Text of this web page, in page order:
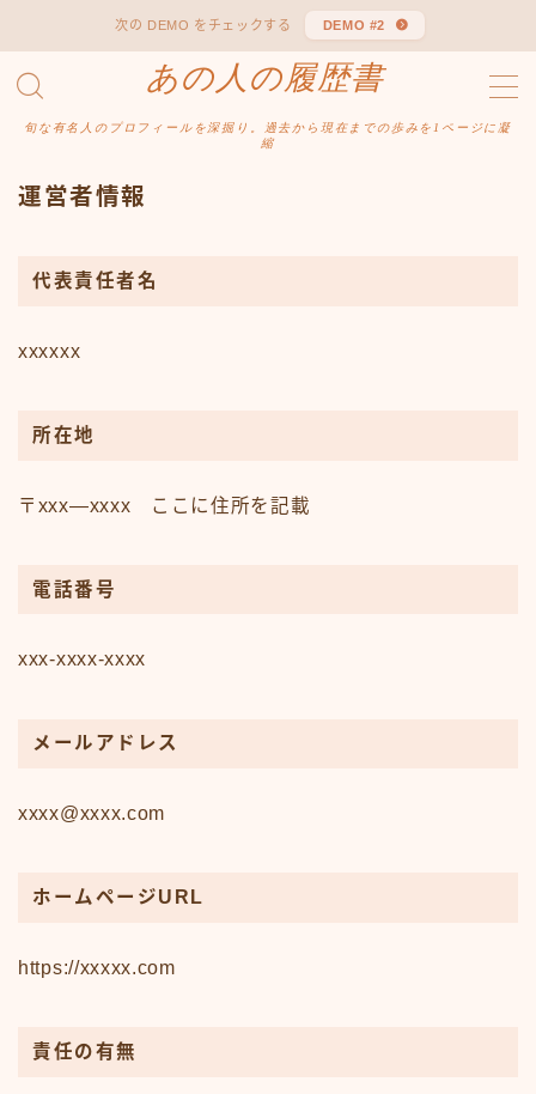
次の DEMO をチェックする DEMO #2
あの人の履歴書
旬な有名人のプロフィールを深掘り。過去から現在までの歩みを1ページに凝
縮
MENU
有料記事の決済完了ページ
運営者情報
代表責任者名
xxxxxx
所在地
〒xxx―xxxx ここに住所を記載
電話番号
xxx-xxxx-xxxx
メールアドレス
xxxx@xxxx.com
ホームページURL
https://xxxxx.com
責任の有無